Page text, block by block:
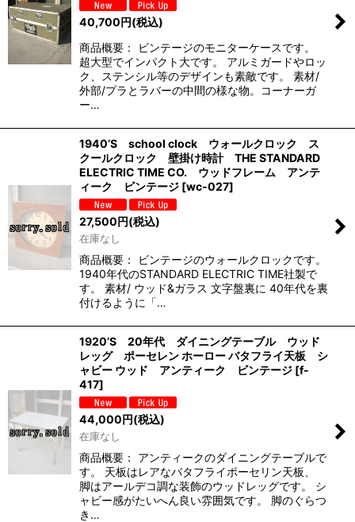
40,700 円(税込)
商品概要： ビンテージのモニターケースです。
超大型でインパクト大です。 アルミガードやロッ
ク、ステンシル等のデザインも素敵です。 素材/
外部/プラとラバーの中間の様な物。コーナーガ
ー…
1940’S school clock ウォールクロック ス
クールクロック 壁掛け時計 THE STANDARD
ELECTRIC TIME CO. ウッドフレーム アンテ
ィーク ビンテージ [wc-027]
27,500円(税込)
在庫なし
商品概要： ビンテージのウォールクロックです。
1940年代のSTANDARD ELECTRIC TIME社製で
す。 素材/ ウッド&ガラス 文字盤裏に 40年代を裏
付けるように「…
1920’S 20年代 ダイニングテーブル ウッド
レッグ ポーセレン ホーロー バタフライ天板 シ
ャビー ウッド アンティーク ビンテージ [f-
417]
44,000円(税込)
在庫なし
商品概要： アンティークのダイニングテーブルで
す。 天板はレアなバタフライポーセリン天板、
脚はアールデコ調な装飾のウッドレッグです。 シ
ャビー感がたいへん良い雰囲気です。 脚のぐらつ
き…